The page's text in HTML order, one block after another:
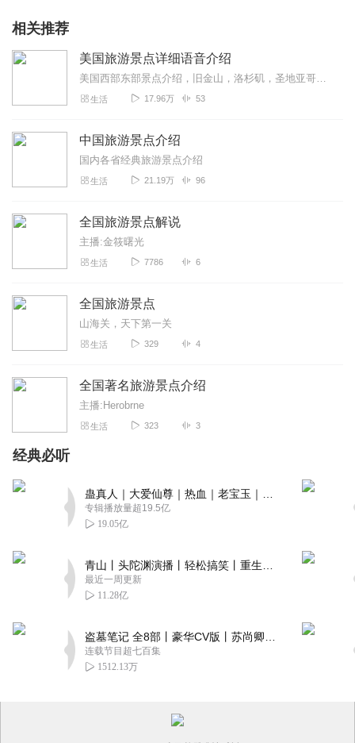
相关推荐
美国旅游景点详细语音介绍
美国西部东部景点介绍，旧金山，洛杉矶，圣地亚哥，拉斯维加斯等大城市，优山美地，黄石国家公园等一系列国家公园的语音讲解，跟着声音去旅游！
生活 17.96万 53
中国旅游景点介绍
国内各省经典旅游景点介绍
生活 21.19万 96
全国旅游景点解说
主播:金筱曙光
生活 7786 6
全国旅游景点
山海关，天下第一关
生活 329 4
全国著名旅游景点介绍
主播:Herobrne
生活 323 3
经典必听
专辑播放量超19.5亿
19.05亿
最近一周更新
11.28亿
连载节目超七百集
1512.13万